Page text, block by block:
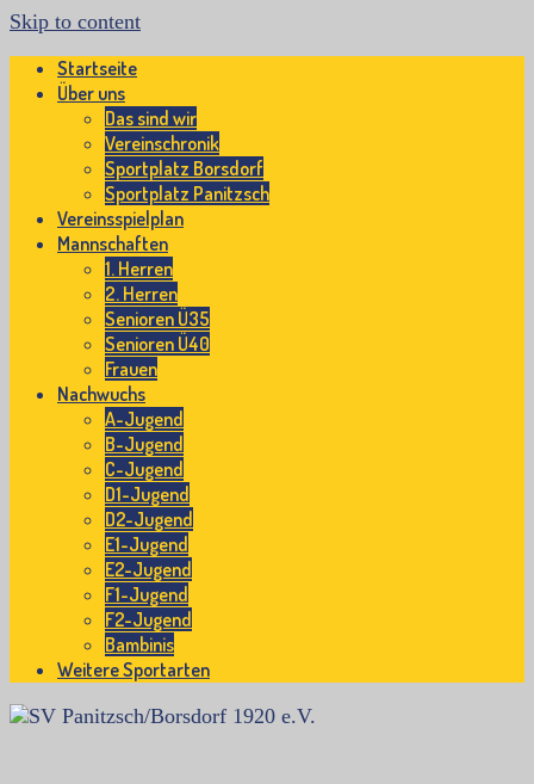
Skip to content
Startseite
Über uns
Das sind wir
Vereinschronik
Sportplatz Borsdorf
Sportplatz Panitzsch
Vereinsspielplan
Mannschaften
1. Herren
2. Herren
Senioren Ü35
Senioren Ü40
Frauen
Nachwuchs
A-Jugend
B-Jugend
C-Jugend
D1-Jugend
D2-Jugend
E1-Jugend
E2-Jugend
F1-Jugend
F2-Jugend
Bambinis
Weitere Sportarten